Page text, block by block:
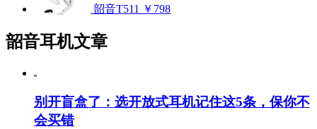
韶音T511 ￥798
韶音耳机文章
别开盲盒了：选开放式耳机记住这5条，保你不
会买错